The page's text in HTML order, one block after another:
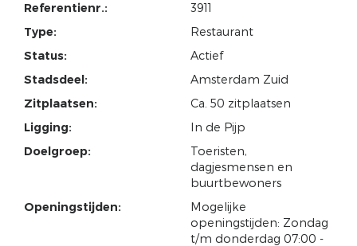
Referentienr.: 3911
Type: Restaurant
Status: Actief
Stadsdeel: Amsterdam Zuid
Zitplaatsen: Ca. 50 zitplaatsen
Ligging: In de Pijp
Doelgroep:
Toeristen,
dagjesmensen en
buurtbewoners
Openingstijden:
Mogelijke
openingstijden: Zondag
t/m donderdag 07:00 -